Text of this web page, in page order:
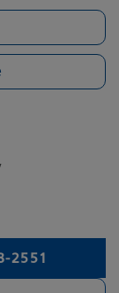
2551